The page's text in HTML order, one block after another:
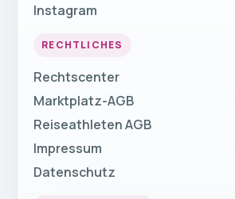
Instagram
RECHTLICHES
Rechtscenter
Marktplatz-AGB
Reiseathleten AGB
Impressum
Datenschutz